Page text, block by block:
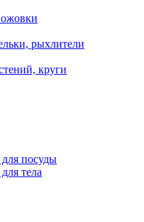
рыхлители
круги
посуды
тела